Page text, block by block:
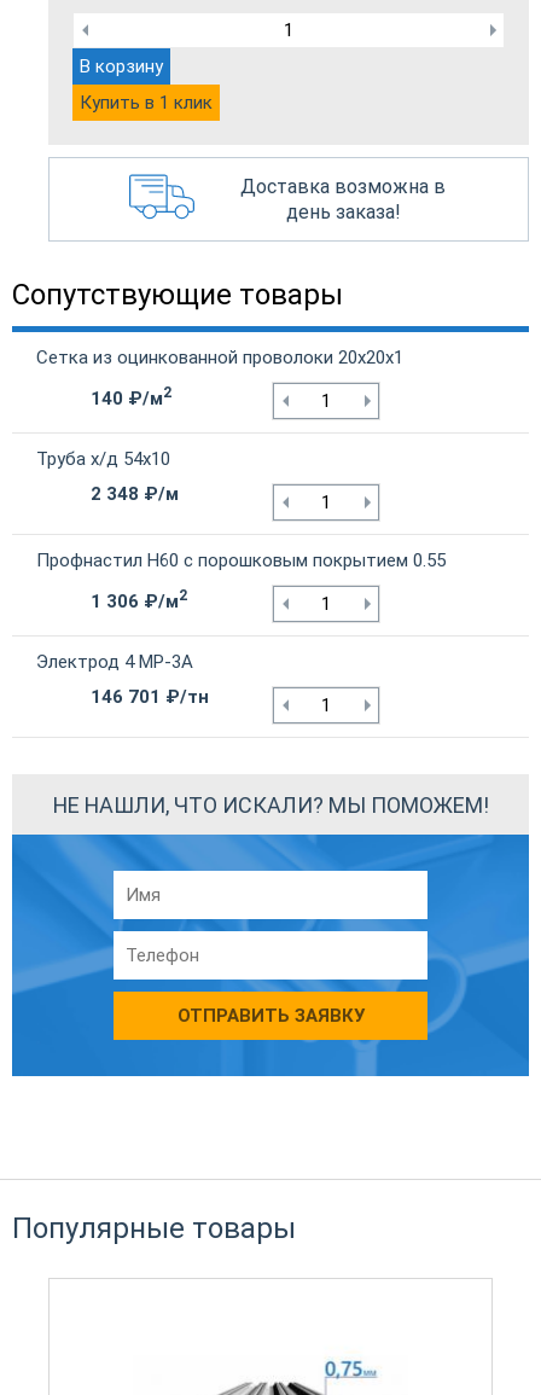
В корзину
Купить в 1 клик
Доставка возможна в
день заказа!
Сопутствующие товары
Сетка из оцинкованной проволоки 20х20х1
140 ₽/м2
Труба х/д 54х10
2 348 ₽/м
Профнастил Н60 с порошковым покрытием 0.55
1 306 ₽/м2
Электрод 4 МР-3А
146 701 ₽/тн
НЕ НАШЛИ, ЧТО ИСКАЛИ? МЫ ПОМОЖЕМ!
ОТПРАВИТЬ ЗАЯВКУ
Популярные товары